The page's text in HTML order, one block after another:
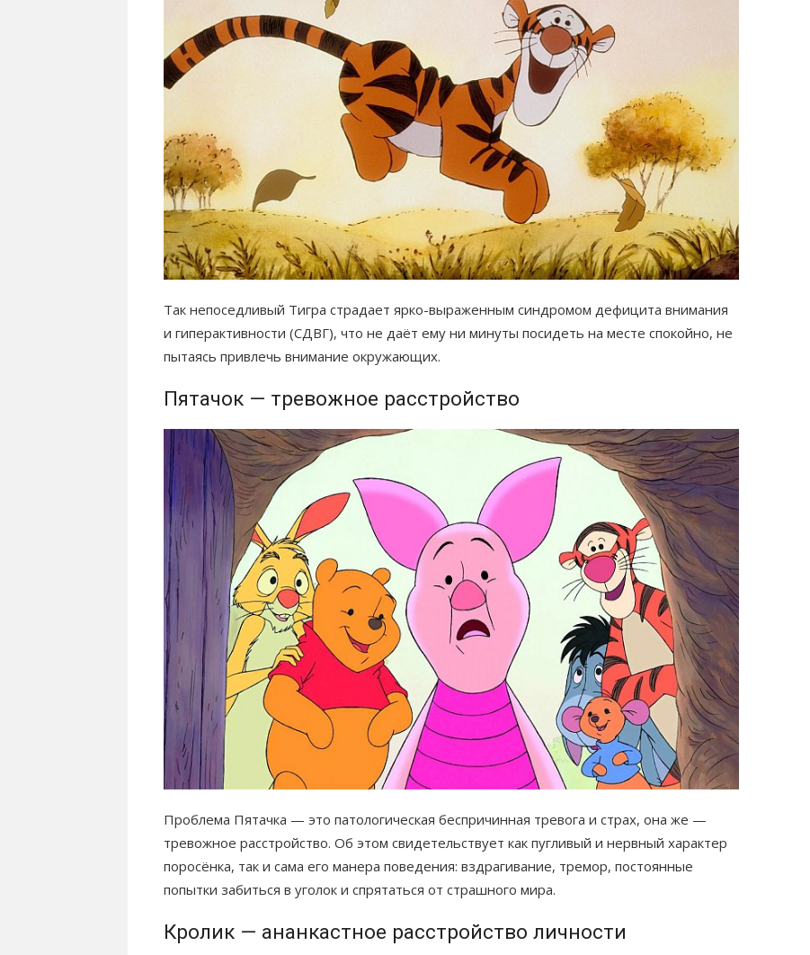
Так непоседливый Тигра страдает ярко-выраженным синдромом дефицита внимания
и гиперактивности (СДВГ), что не даёт ему ни минуты посидеть на месте спокойно, не
пытаясь привлечь внимание окружающих.
Пятачок — тревожное расстройство
Проблема Пятачка — это патологическая беспричинная тревога и страх, она же —
тревожное расстройство. Об этом свидетельствует как пугливый и нервный характер
поросёнка, так и сама его манера поведения: вздрагивание, тремор, постоянные
попытки забиться в уголок и спрятаться от страшного мира.
Кролик — ананкастное расстройство личности